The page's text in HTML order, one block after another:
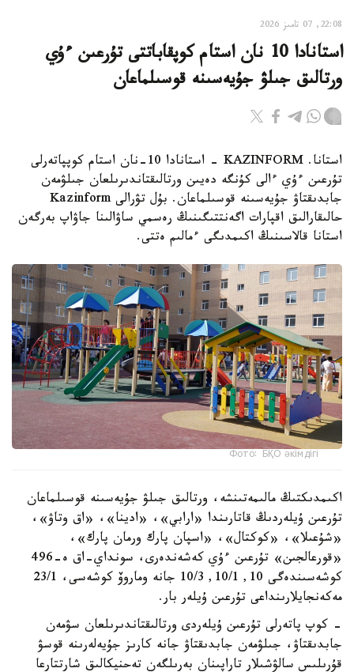
22:08, 07 تامىز 2026
استانادا 10 نان استام كوپقاباتتى تۇرعىن ءۇي
ورتالىق جىلۋ جۇيەسىنە قوسىلماعان
استانا. KAZINFORM - استانادا 10-نان استام كوپپاتەرلى
تۇرعىن ءۇي ءالى كۇنگە دەيىن ورتالىقتاندىرىلعان جىلۋمەن
جابدىقتاۋ جۇيەسىنە قوسىلماعان. بۇل تۋرالى Kazinform
حالىقارالىق اقپارات اگەنتتىگىنىڭ رەسمي ساۋالىنا جاۋاپ بەرگەن
استانا قالاسىنىڭ اكىمدىگى ءمالىم ەتتى.
Фото: БҚО әкімдігі
اكىمدىكتىڭ مالىمەتىنشە، ورتالىق جىلۋ جۇيەسىنە قوسىلماعان
تۇرعىن ۇيلەردىڭ قاتارىندا «ارابي»، «ادينا»، «اق وتاۋ»،
«شۇعىلا»، «كوكتال»، «اسپان پارك ورمان پارك»،
«قورعالجىن» تۇرعىن ءۇي كەشەندەرى، سونداي-اق ە-496
كوشەسىندەگى 10, 10/1, 10/3 جانە وماروۆ كوشەسى، 23/1
مەكەنجايلارىنداعى تۇرعىن ۇيلەر بار.
- كوپ پاتەرلى تۇرعىن ۇيلەردى ورتالىقتاندىرىلعان سۋمەن
جابدىقتاۋ، جىلۋمەن جابدىقتاۋ جانە كارىز جۇيەلەرىنە قوسۋ
قۇرىلىس سالۋشىلار تاراپىنان بەرىلگەن تەحنيكالىق شارتتارعا